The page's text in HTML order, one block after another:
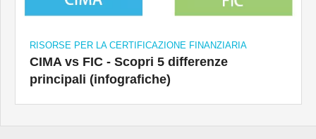
RISORSE PER LA CERTIFICAZIONE FINANZIARIA
CIMA vs FIC - Scopri 5 differenze
principali (infografiche)